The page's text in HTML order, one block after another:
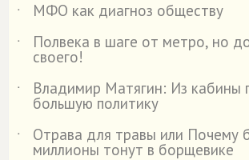
˙
МФО как диагноз обществу
˙
Полвека в шаге от метро, но
своего!
˙
Владимир Матягин: Из кабины
большую политику
˙
Отрава для травы или Почему
миллионы тонут в борщевике